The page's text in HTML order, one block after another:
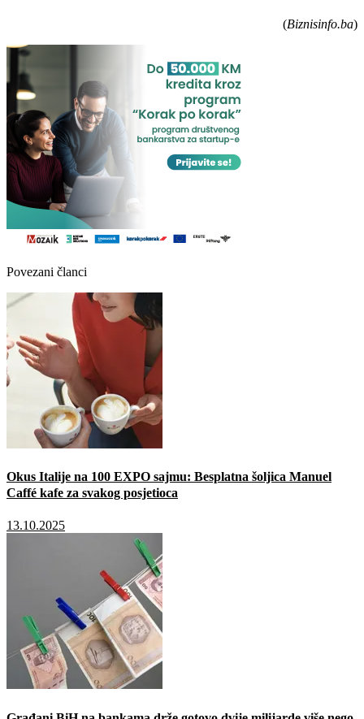
(Biznisinfo.ba)
Povezani članci
Okus Italije na 100 EXPO sajmu: Besplatna šoljica Manuel
Caffé kafe za svakog posjetioca
13.10.2025